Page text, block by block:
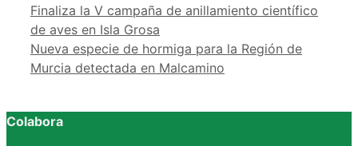
Finaliza la V campaña de anillamiento científico
de aves en Isla Grosa
Nueva especie de hormiga para la Región de
Murcia detectada en Malcamino
Colabora